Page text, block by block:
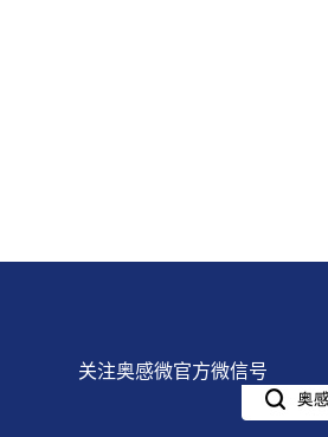
关注奥感微官方微信号